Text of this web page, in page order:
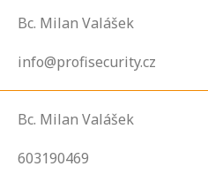
Bc. Milan Valášek
info@profisecurity.cz
Bc. Milan Valášek
603190469